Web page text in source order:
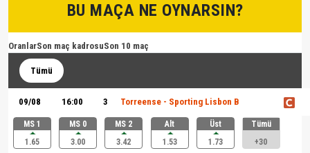
BU MAÇA NE OYNARSIN?
OranlarSon maç kadrosuSon 10 maç
Tümü
09/08 16:00 3 Torreense - Sporting Lisbon B
MS 1
1.65
MS 0
3.00
MS 2
3.42
Alt
1.53
Üst
1.73
Tümü
+30